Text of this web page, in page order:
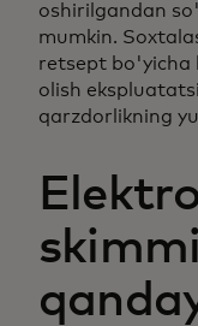
oshirilgandan
mumkin.
retsept bo'yicha
olish
qarzdorlikning